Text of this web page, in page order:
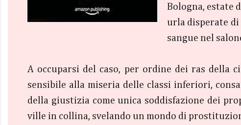
Bologna, estate
urla disperate
sangue nel
A occuparsi del caso, per ordine dei ras della
sensibile alla miseria delle classi inferiori,
della giustizia come unica soddisfazione dei
ville in collina, svelando un mondo di